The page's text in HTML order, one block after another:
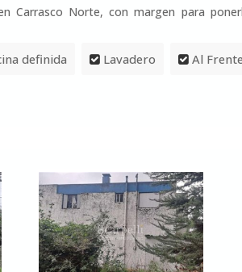
Carrasco Norte, con margen para
definida Lavadero Al Frente